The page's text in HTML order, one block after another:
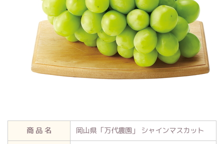
商 品 名
岡山県「万代農園」 シャインマスカット